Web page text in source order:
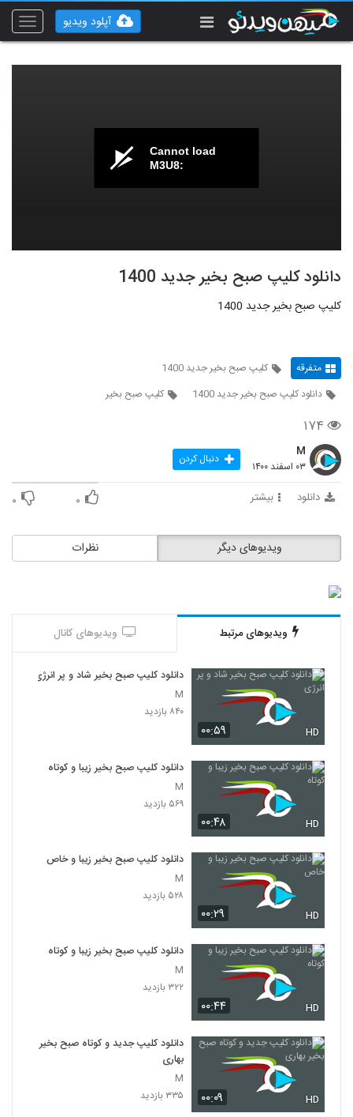
Toggle
آپلود ویدیو
Cannot load
M3U8:
دانلود کلیپ صبح بخیر جدید 1400
کلیپ صبح بخیر جدید 1400
متفرقه
کلیپ صبح بخیر جدید 1400
دانلود کلیپ صبح بخیر جدید 1400
کلیپ صبح بخیر
۱۷۴
M
۰۳ اسفند ۱۴۰۰ دنبال کردن
دانلود بیشتر ۰ ۰
نظرات ویدیوهای دیگر
ویدیوهای مرتبط ویدیوهای کانال
۰۰:۵۹ HD
دانلود کلیپ صبح بخیر شاد و پر انرژی
M
۸۴۰ بازدید
۰۰:۴۸ HD
دانلود کلیپ صبح بخیر زیبا و کوتاه
M
۵۶۹ بازدید
۰۰:۲۹ HD
دانلود کلیپ صبح بخیر زیبا و خاص
M
۵۲۸ بازدید
۰۰:۴۴ HD
دانلود کلیپ صبح بخیر زیبا و کوتاه
M
۳۲۲ بازدید
۰۰:۰۹ HD
دانلود کلیپ جدید و کوتاه صبح بخیر
بهاری
M
۳۳۵ بازدید